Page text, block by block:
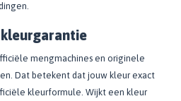
mengmachines en originele
Dat betekent dat jouw kleur exact
kleurformule. Wijkt een kleur